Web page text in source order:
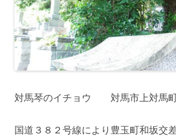
対馬琴のイチョウ 対馬市上対馬
国道３８２号線により豊玉町和坂交